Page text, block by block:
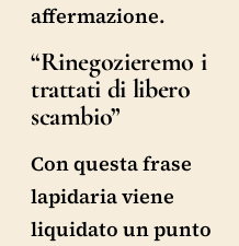
affermazione.
“Rinegozieremo i
trattati di libero
scambio”
Con questa frase
lapidaria viene
liquidato un punto